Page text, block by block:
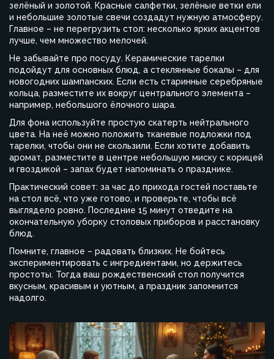
зелёный и золотой. Красные салфетки, зелёные ветки ели
и небольшие золотые свечи создадут нужную атмосферу.
Главное – не перегрузить стол: несколько ярких акцентов
лучше, чем множество мелочей.
Не забывайте про посуду. Керамические тарелки
подойдут для основных блюд, а стеклянные бокалы – для
новогодних шампанских. Если есть старинные серебряные
кольца, разместите их вокруг центрального элемента –
например, небольшого ёлочного шара.
Для фона используйте простую скатерть нейтрального
цвета. На неё можно положить тканевые подложки под
тарелки, чтобы они не скользили. Если хотите добавить
аромат, разместите в центре небольшую миску с корицей
и гвоздикой – запах будет напоминать о празднике.
Практический совет: за час до прихода гостей поставьте
на стол всё, что уже готово, и проверьте, чтобы всё
выглядело ровно. Последние 15 минут отведите на
окончательную уборку столовых приборов и расстановку
блюд.
Помните, главное – радовать близких. Не бойтесь
экспериментировать с ингредиентами, но держитесь
простоты. Тогда ваш рождественский стол получится
вкусным, красивым и уютным, а праздник запомнится
надолго.